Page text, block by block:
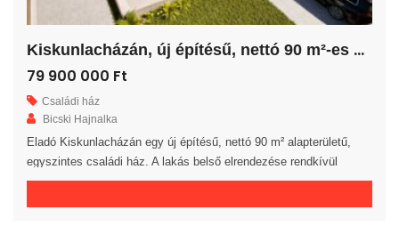
K
iskunlacházán, új építésű, nettó 90 m²-es családi ház!
79 900 000 Ft
Családi ház
Bicski Hajnalka
Eladó Kiskunlacházán egy új építésű, nettó 90 m² alapterületű,
egyszintes családi ház. A lakás belső elrendezése rendkívül
praktikus és kényelmes 3 hálószoba, fürdőszoba, külön WC